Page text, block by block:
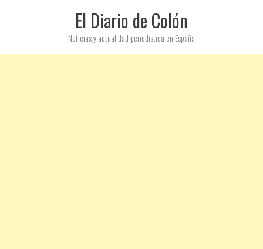
El Diario de Colón
Noticias y actualidad periodística en España